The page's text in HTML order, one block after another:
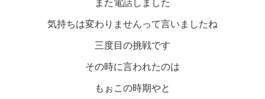
気持ちは変わりませんって言いましたね
三度目の挑戦です
その時に言われたのは
もぉこの時期やと